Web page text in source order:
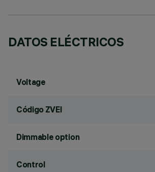
DATOS ELÉCTRICOS
Voltage
Código ZVEI
Dimmable option
Control